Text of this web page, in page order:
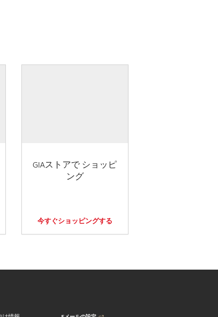
GIAストアで ショッピ
ング
今すぐショッピングする